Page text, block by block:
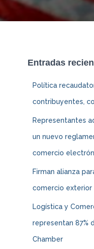
Entradas
Política
contribuyentes,
Representantes
un nuevo
comercio
Firman alianza
comercio exterior
Logística y
representan 87%
Chamber